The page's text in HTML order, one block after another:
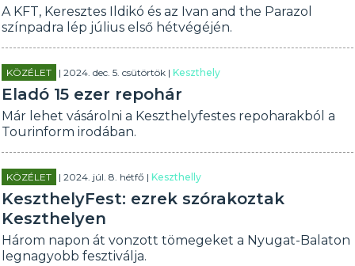
A KFT, Keresztes Ildikó és az Ivan and the Parazol
színpadra lép július első hétvégéjén.
KÖZÉLET | 2024. dec. 5. csütörtök |Keszthely
Eladó 15 ezer repohár
Már lehet vásárolni a Keszthelyfestes repoharakból a
Tourinform irodában.
KÖZÉLET | 2024. júl. 8. hétfő |Keszthelly
KeszthelyFest: ezrek szórakoztak
Keszthelyen
Három napon át vonzott tömegeket a Nyugat-Balaton
legnagyobb fesztiválja.